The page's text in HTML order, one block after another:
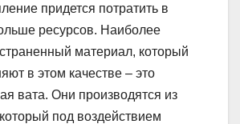
придется потратить в
ресурсов. Наиболее
материал, который
в этом качестве – это
вата. Они производятся из
под воздействием